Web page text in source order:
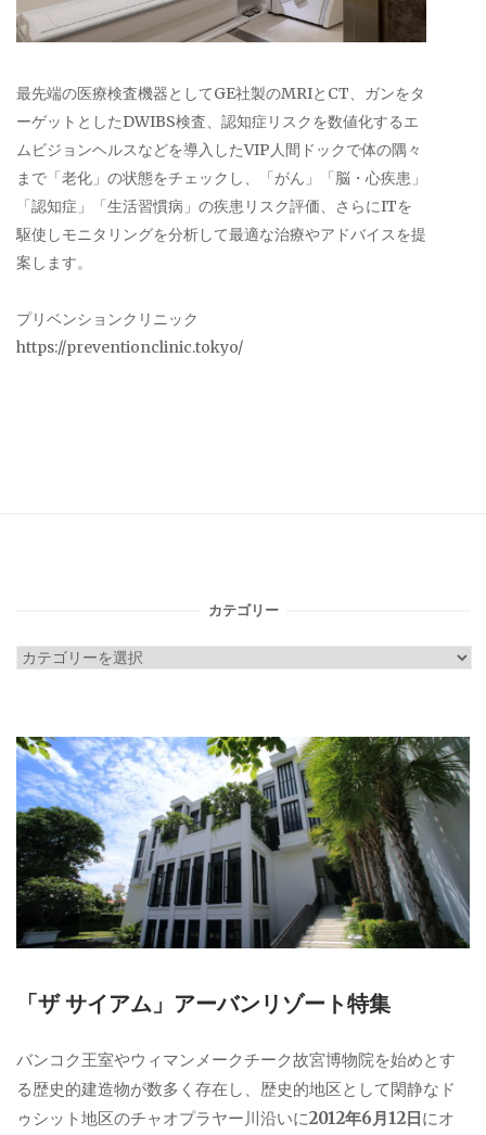
最先端の医療検査機器としてGE社製のMRIとCT、ガンをタ
ーゲットとしたDWIBS検査、認知症リスクを数値化するエ
ムビジョンヘルスなどを導入したVIP人間ドックで体の隅々
まで「老化」の状態をチェックし、「がん」「脳・心疾患」
「認知症」「生活習慣病」の疾患リスク評価、さらにITを
駆使しモニタリングを分析して最適な治療やアドバイスを提
案します。
プリベンションクリニック
https://preventionclinic.tokyo/
カテゴリー
カ
リ
ー
「ザ サイアム」アーバンリゾート特集
バンコク王室やウィマンメークチーク故宮博物院を始めとす
る歴史的建造物が数多く存在し、歴史的地区として閑静なド
ゥシット地区のチャオプラヤー川沿いに2012年6月12日にオ